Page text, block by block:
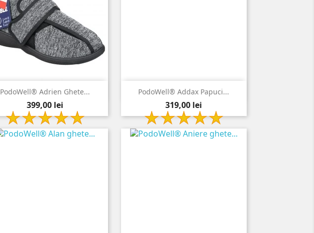
PodoWell® Adrien Ghete...
Pret
399,00 lei
 Vizualizare rapida
gri
antracit
PodoWell® Addax Papuci...
Pret
319,00 lei
 Vizualizare rapida
bleumarin